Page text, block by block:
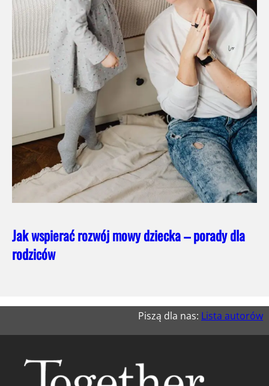
Jak wspierać rozwój mowy dziecka – porady dla
rodziców
Piszą dla nas: Lista autorów